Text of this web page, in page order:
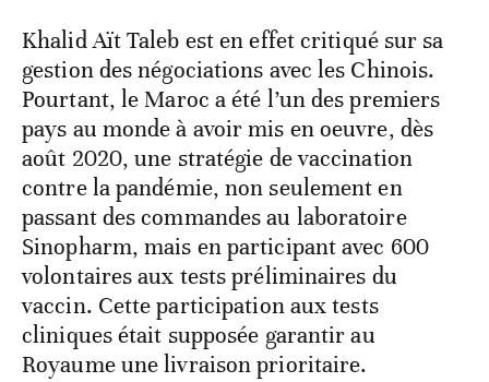
Khalid Aït Taleb est en effet critiqué sur sa
gestion des négociations avec les Chinois.
Pourtant, le Maroc a été l’un des premiers
pays au monde à avoir mis en oeuvre, dès
août 2020, une stratégie de vaccination
contre la pandémie, non seulement en
passant des commandes au laboratoire
Sinopharm, mais en participant avec 600
volontaires aux tests préliminaires du
vaccin. Cette participation aux tests
cliniques était supposée garantir au
Royaume une livraison prioritaire.